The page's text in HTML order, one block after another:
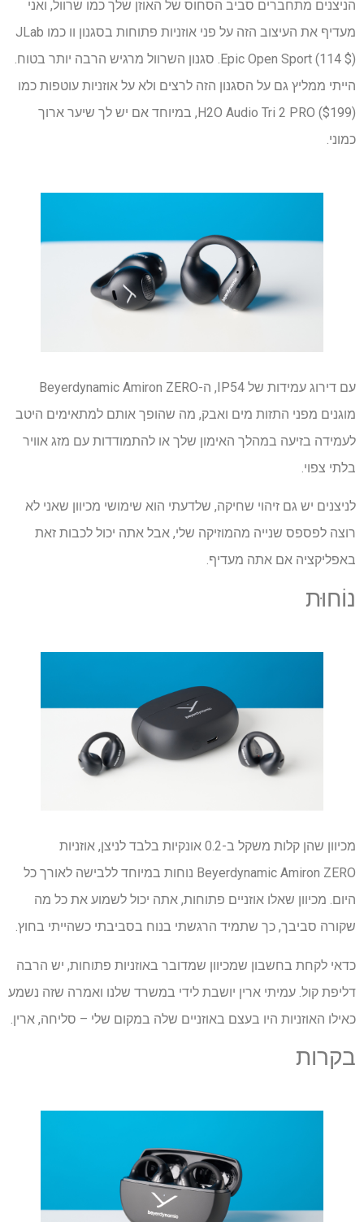
הניצנים מתחברים סביב הסחוס של האוזן שלך כמו שרוול, ואני
מעדיף את העיצוב הזה על פני אוזניות פתוחות בסגנון וו כמו JLab
Epic Open Sport (114 $). סגנון השרוול מרגיש הרבה יותר בטוח.
הייתי ממליץ גם על הסגנון הזה לרצים ולא על אוזניות עוטפות כמו
H2O Audio Tri 2 PRO ($199), במיוחד אם יש לך שיער ארוך
כמוני.
עם דירוג עמידות של IP54, ה-Beyerdynamic Amiron ZERO
מוגנים מפני התזות מים ואבק, מה שהופך אותם למתאימים היטב
לעמידה בזיעה במהלך האימון שלך או להתמודדות עם מזג אוויר
בלתי צפוי.
לניצנים יש גם זיהוי שחיקה, שלדעתי הוא שימושי מכיוון שאני לא
רוצה לפספס שנייה מהמוזיקה שלי, אבל אתה יכול לכבות זאת
באפליקציה אם אתה מעדיף.
נוֹחוּת
מכיוון שהן קלות משקל ב-0.2 אונקיות בלבד לניצן, אוזניות
Beyerdynamic Amiron ZERO נוחות במיוחד ללבישה לאורך כל
היום. מכיוון שאלו אוזניים פתוחות, אתה יכול לשמוע את כל מה
שקורה סביבך, כך שתמיד הרגשתי בנוח בסביבתי כשהייתי בחוץ.
כדאי לקחת בחשבון שמכיוון שמדובר באוזניות פתוחות, יש הרבה
דליפת קול. עמיתי ארין יושבת לידי במשרד שלנו ואמרה שזה נשמע
כאילו האוזניות היו בעצם באוזניים שלה במקום שלי – סליחה, ארין.
בקרות